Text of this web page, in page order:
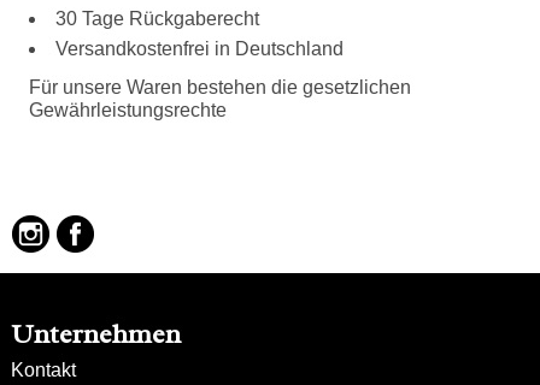
2 Scheinfächer
12 Kartensteckfächer
1 transparentes Kartensteckfach
Münzfach
30 Tage Rückgaberecht
Versandkostenfrei in Deutschland
Für unsere Waren bestehen die gesetzlichen
Gewährleistungsrechte
Unternehmen
Kontakt